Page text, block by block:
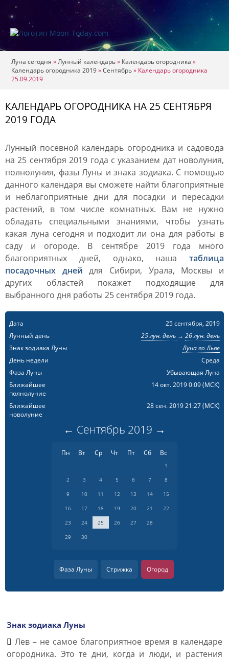
Луна сегодня »Лунный календарь» Календарь огородника »
Календарь огородника 2019»Сентябрь» Календарь огородника
25.09.2019
КАЛЕНДАРЬ ОГОРОДНИКА НА 25 СЕНТЯБРЯ
2019 ГОДА
Лунный посевной календарь огородника и садовода
на 25 сентября 2019 года с указанием дат новолуния,
полнолуния, фазы Луны и знака зодиака. С помощью
данного календаря вы сможете найти благоприятные
и неблагоприятные дни для посадки и пересадки
растений, в том числе комнатных. Вам не нужно
обладать специальными знаниями, чтобы узнать
какая луна сегодня и подходит ли она для работы в
саду и огороде. В сентябре 2019 года много
благоприятных дней, однако, наша таблица
посадочных дней для Сибири, Урала, Москвы и
других областей покажет подходящие для
выбранного дня работы 25 сентября 2019 года.
Дата
25 сентября, 2019
Лунный день
25 лун. день → 26 лун. день
Знак зодиака Луны
Луна во Льве
День недели
Среда
Фаза Луны
Убывающая Луна
Ближайшее
полнолуние
14 окт. 2019 0:09(МСК)
Ближайшее
новолуние
28 сен. 2019 21:27(МСК)
← Сентябрь 2019 →
Пн Вт Ср Чт Пт Сб Вс
1
2
3 4 5 6 7
8
9
10 11 12 13 14
15
16
17 18 19 20 21
22
23
24 25 26 27
28
29
30
Фаза Луны Стрижка Огород
Знак зодиака Луны
Лев – не самое благоприятное время в календаре
огородника. Это те дни, когда и люди, и растения